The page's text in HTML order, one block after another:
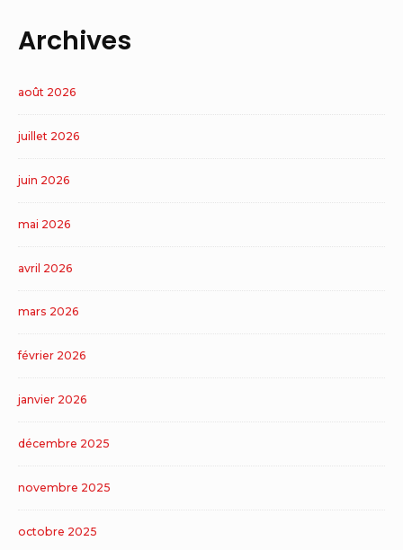
Archives
août 2026
juillet 2026
juin 2026
mai 2026
avril 2026
mars 2026
février 2026
janvier 2026
décembre 2025
novembre 2025
octobre 2025